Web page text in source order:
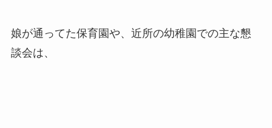
娘が通ってた保育園や、近所の幼稚園での主な懇
談会は、